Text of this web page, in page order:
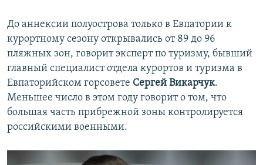
До аннексии полуострова только в Евпатории к
курортному сезону открывались от 89 до 96
пляжных зон, говорит эксперт по туризму, бывший
главный специалист отдела курортов и туризма в
Евпаторийском горсовете Сергей Викарчук.
Меньшее число в этом году говорит о том, что
большая часть прибрежной зоны контролируется
российскими военными.